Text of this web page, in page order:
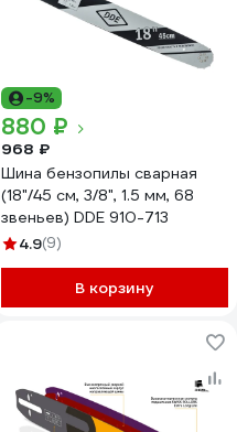
-9%
880 ₽
968 ₽
Шина бензопилы сварная
(18"/45 см, 3/8", 1.5 мм, 68
звеньев) DDE 910-713
4.9(9)
В корзину